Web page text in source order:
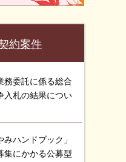
約案件
務委託に係る総合
入札の結果につい
ハンドブック」
集にかかる公募型